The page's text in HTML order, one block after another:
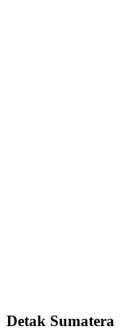
Detak Sumatera